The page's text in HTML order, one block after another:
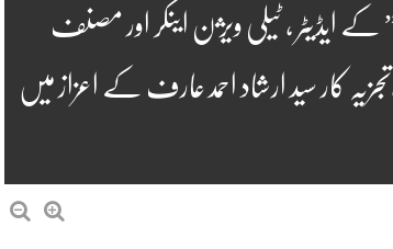
ایڈیٹر ، ٹیلی ویژن اینکر اور مصنف
، کالمسٹ ،تجزیہ کار سید ارشاد احمد عارف کے اعزاز میں